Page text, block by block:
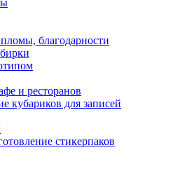
благодарности
и ресторанов
кубариков для записей
стикерпаков